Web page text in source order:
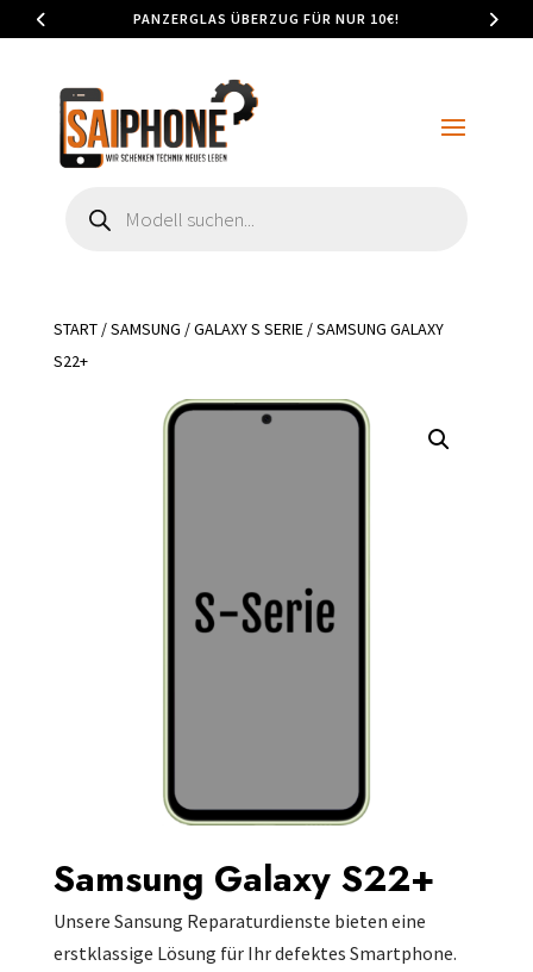
PANZERGLAS ÜBERZUG FÜR NUR 10€!
search
START/SAMSUNG /GALAXY S SERIE/ SAMSUNG GALAXY
S22+
Samsung Galaxy S22+
Unsere Sansung Reparaturdienste bieten eine
erstklassige Lösung für Ihr defektes Smartphone.